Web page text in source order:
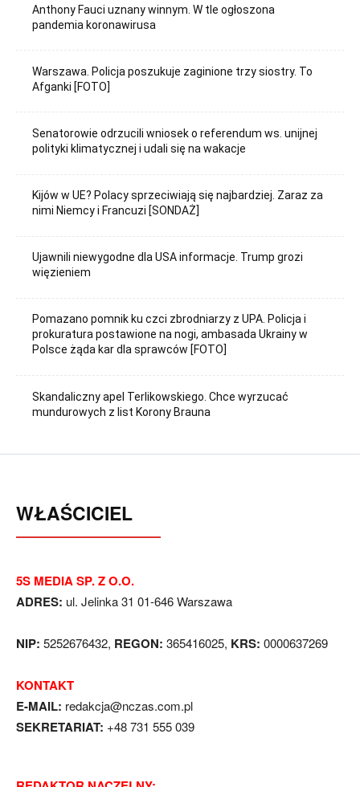
Anthony Fauci uznany winnym. W tle ogłoszona
pandemia koronawirusa
Warszawa. Policja poszukuje zaginione trzy siostry. To
Afganki [FOTO]
Senatorowie odrzucili wniosek o referendum ws. unijnej
polityki klimatycznej i udali się na wakacje
Kijów w UE? Polacy sprzeciwiają się najbardziej. Zaraz za
nimi Niemcy i Francuzi [SONDAŻ]
Ujawnili niewygodne dla USA informacje. Trump grozi
więzieniem
Pomazano pomnik ku czci zbrodniarzy z UPA. Policja i
prokuratura postawione na nogi, ambasada Ukrainy w
Polsce żąda kar dla sprawców [FOTO]
Skandaliczny apel Terlikowskiego. Chce wyrzucać
mundurowych z list Korony Brauna
WŁAŚCICIEL
5S MEDIA SP. Z O.O.
ADRES: ul. Jelinka 31 01-646 Warszawa
NIP: 5252676432, REGON: 365416025, KRS: 0000637269
KONTAKT
E-MAIL: redakcja@nczas.com.pl
SEKRETARIAT: +48 731 555 039